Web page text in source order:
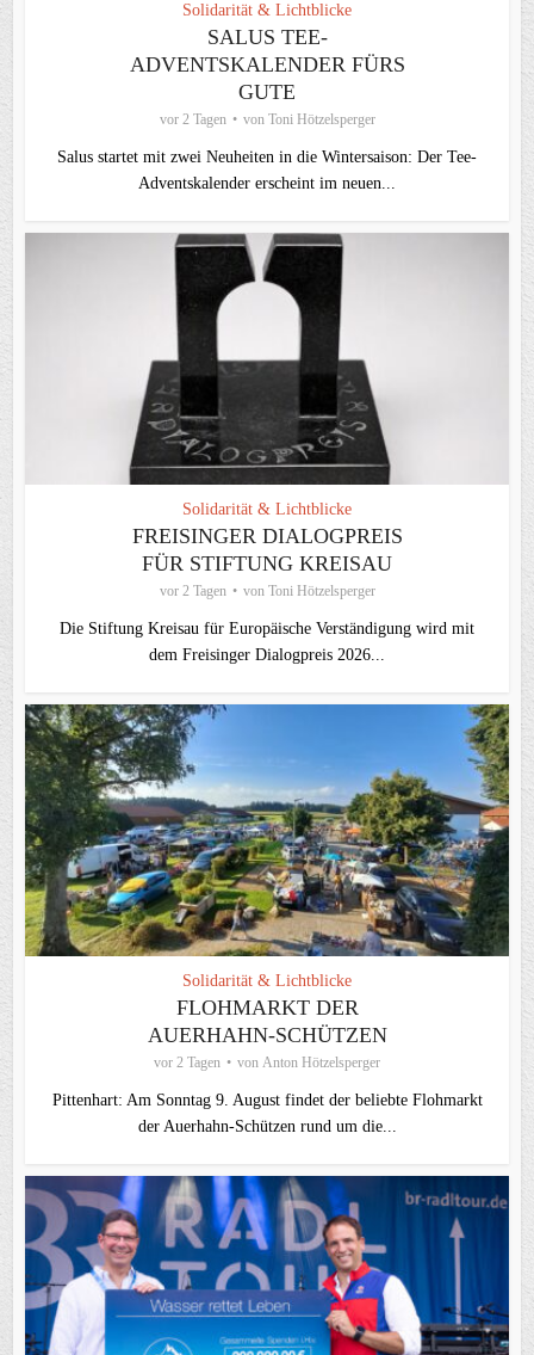
Solidarität & Lichtblicke
SALUS TEE-
ADVENTSKALENDER FÜRS
GUTE
vor 2 Tagen von Toni Hötzelsperger
Salus startet mit zwei Neuheiten in die Wintersaison: Der Tee-
Adventskalender erscheint im neuen...
Solidarität & Lichtblicke
FREISINGER DIALOGPREIS
FÜR STIFTUNG KREISAU
vor 2 Tagen von Toni Hötzelsperger
Die Stiftung Kreisau für Europäische Verständigung wird mit
dem Freisinger Dialogpreis 2026...
Solidarität & Lichtblicke
FLOHMARKT DER
AUERHAHN-SCHÜTZEN
vor 2 Tagen von Anton Hötzelsperger
Pittenhart: Am Sonntag 9. August findet der beliebte Flohmarkt
der Auerhahn-Schützen rund um die...